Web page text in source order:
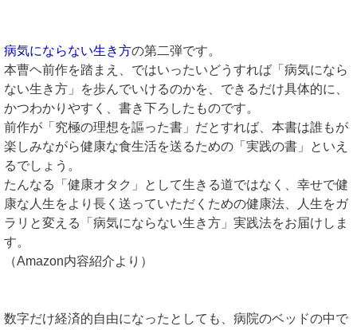
病気にならない生き方の第二弾です。
本曹ヘ前作を踏まえ、ではいったいどうすれば「病気になら
ない生き方」を歩んでいけるのかを、できるだけ具体的に、
かつわかりやすく、書き下ろしたものです。
前作が「究極の理想を謳った書」だとすれば、本書は誰もが
楽しみながら健康な食生活を送るための「実践の書」といえ
るでしょう。
たんなる「健康オタク」として生きる道ではなく、幸せで健
康な人生をより長く送っていただくための健康法、人生をガ
ラリと変える「病気にならない生き方」実践法をお届けしま
す。
（Amazon内容紹介より）
数字だけ経済的自由になったとしても、病院のベッドの中で